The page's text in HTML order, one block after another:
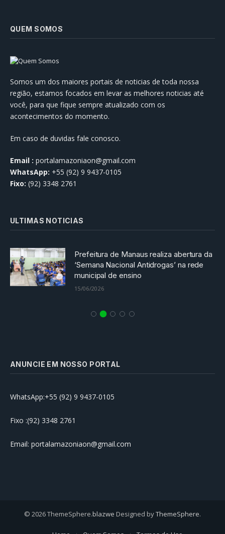
QUEM SOMOS
Somos um dos maiores portais de noticias de toda nossa
região, estamos focados em levar as melhores noticias até
você, para que fique sempre atualizado com os
acontecimentos do momento.
Em caso de duvidas fale conosco.
Email : portalamazoniaon@gmail.com
WhatsApp: +55 (92) 9 9437-0105
Fixo: (92) 3348 2761
ULTIMAS NOTICIAS
Prefeitura de Manaus realiza abertura da
‘Semana Nacional Antidrogas’ na rede
municipal de ensino
15/06/2026
ANUNCIE EM NOSSO PORTAL
WhatsApp:+55 (92) 9 9437-0105
Fixo :(92) 3348 2761
Email: portalamazoniaon@gmail.com
© 2026 ThemeSphere.blazwe Designed byThemeSphere.